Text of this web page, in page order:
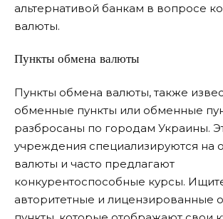
альтернативой банкам в вопросе
валюты.
Пункты обмена валюты
Пункты обмена валюты, также
обменные пункты или обменные
разбросаны по городам Украины.
учреждения специализируются на
валюты и часто предлагают
конкурентоспособные курсы.
авторитетные и лицензированные